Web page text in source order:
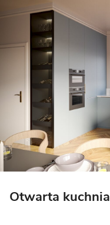
Otwarta kuchnia